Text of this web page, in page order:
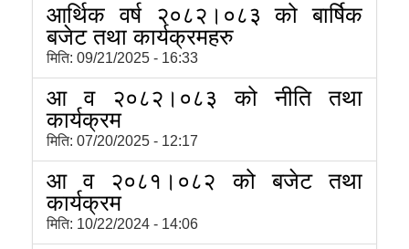
आर्थिक वर्ष २०८२।०८३ को बार्षिक
बजेट तथा कार्यक्रमहरु
मिति: 09/21/2025 - 16:33
आ व २०८२।०८३ को नीति तथा
कार्यक्रम
मिति: 07/20/2025 - 12:17
आ व २०८१।०८२ को बजेट तथा
कार्यक्रम
मिति: 10/22/2024 - 14:06